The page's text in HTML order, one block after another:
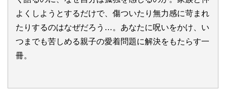
よくしようとするだけで、傷ついたり無力感に苛まれ
たりするのはなぜだろう…。あなたに呪いをかけ、い
つまでも苦しめる親子の愛着問題に解決をもたらす一
冊。